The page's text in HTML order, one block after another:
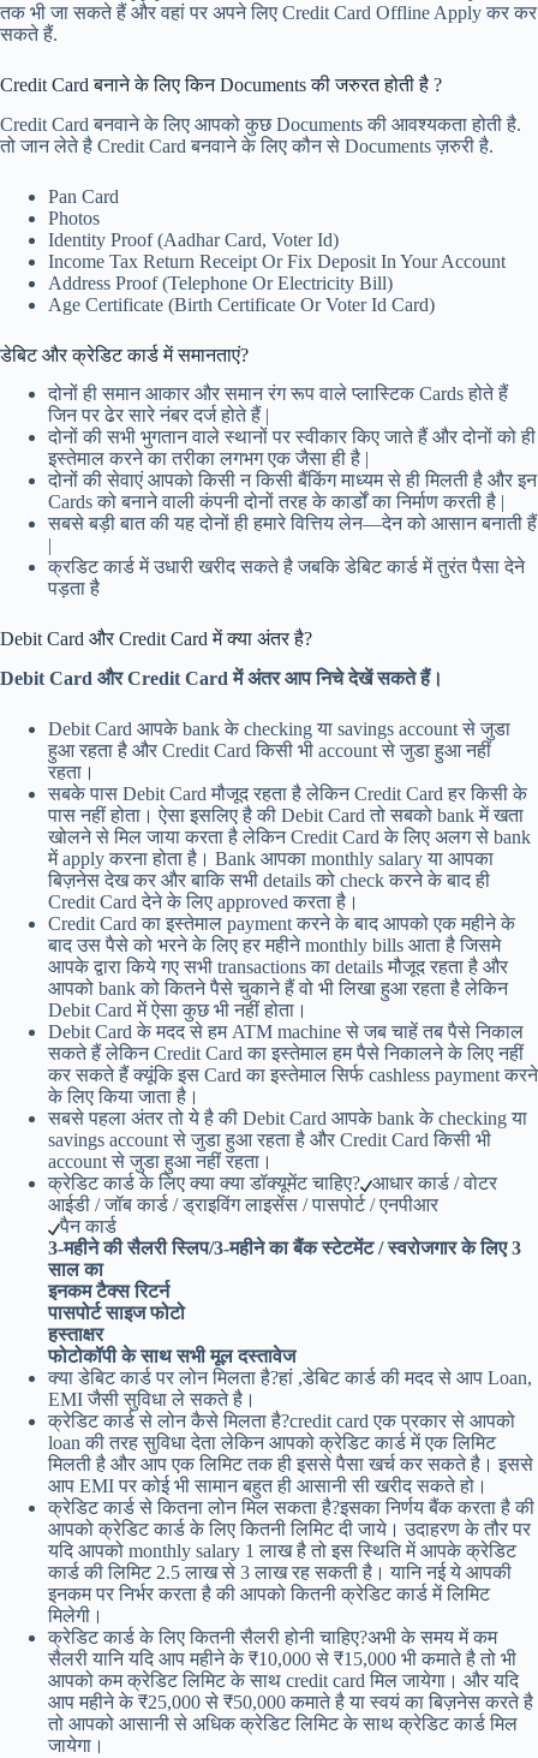
तक भी जा सकते हैं और वहां पर अपने लिए Credit Card Offline Apply कर कर
सकते हैं.
Credit Card बनाने के लिए किन Documents की जरुरत होती है ?
Credit Card बनवाने के लिए आपको कुछ Documents की आवश्यकता होती है.
तो जान लेते है Credit Card बनवाने के लिए कौन से Documents ज़रुरी है.
Pan Card
Photos
Identity Proof (Aadhar Card, Voter Id)
Income Tax Return Receipt Or Fix Deposit In Your Account
Address Proof (Telephone Or Electricity Bill)
Age Certificate (Birth Certificate Or Voter Id Card)
डेबिट और क्रेडिट कार्ड में समानताएं?
दोनों ही समान आकार और समान रंग रूप वाले प्लास्टिक Cards होते हैं
जिन पर ढेर सारे नंबर दर्ज होते हैं |
दोनों की सभी भुगतान वाले स्थानों पर स्वीकार किए जाते हैं और दोनों को ही
इस्तेमाल करने का तरीका लगभग एक जैसा ही है |
दोनों की सेवाएं आपको किसी न किसी बैंकिंग माध्यम से ही मिलती है और इन
Cards को बनाने वाली कंपनी दोनों तरह के कार्डों का निर्माण करती है |
सबसे बड़ी बात की यह दोनों ही हमारे वित्तिय लेन—देन को आसान बनाती हैं
|
क्रडिट कार्ड में उधारी खरीद सकते है जबकि डेबिट कार्ड में तुरंत पैसा देने
पड़ता है
Debit Card और Credit Card में क्या अंतर है?
Debit Card और Credit Card में अंतर आप निचे देखें सकते हैं।
Debit Card आपके bank के checking या savings account से जुडा
हुआ रहता है और Credit Card किसी भी account से जुडा हुआ नहीं
रहता।
सबके पास Debit Card मौजूद रहता है लेकिन Credit Card हर किसी के
पास नहीं होता। ऐसा इसलिए है की Debit Card तो सबको bank में खता
खोलने से मिल जाया करता है लेकिन Credit Card के लिए अलग से bank
में apply करना होता है। Bank आपका monthly salary या आपका
बिज़नेस देख कर और बाकि सभी details को check करने के बाद ही
Credit Card देने के लिए approved करता है।
Credit Card का इस्तेमाल payment करने के बाद आपको एक महीने के
बाद उस पैसे को भरने के लिए हर महीने monthly bills आता है जिसमे
आपके द्वारा किये गए सभी transactions का details मौजूद रहता है और
आपको bank को कितने पैसे चुकाने हैं वो भी लिखा हुआ रहता है लेकिन
Debit Card में ऐसा कुछ भी नहीं होता।
Debit Card के मदद से हम ATM machine से जब चाहें तब पैसे निकाल
सकते हैं लेकिन Credit Card का इस्तेमाल हम पैसे निकालने के लिए नहीं
कर सकते हैं क्यूंकि इस Card का इस्तेमाल सिर्फ cashless payment करने
के लिए किया जाता है।
सबसे पहला अंतर तो ये है की Debit Card आपके bank के checking या
savings account से जुडा हुआ रहता है और Credit Card किसी भी
account से जुडा हुआ नहीं रहता।
क्रेडिट कार्ड के लिए क्या क्या डॉक्यूमेंट चाहिए? आधार कार्ड / वोटर
आईडी / जॉब कार्ड / ड्राइविंग लाइसेंस / पासपोर्ट / एनपीआर
पैन कार्ड
3-महीने की सैलरी स्लिप/3-महीने का बैंक स्टेटमेंट / स्वरोजगार के लिए 3
साल का
इनकम टैक्स रिटर्न
पासपोर्ट साइज फोटो
हस्ताक्षर
फोटोकॉपी के साथ सभी मूल दस्तावेज
क्या डेबिट कार्ड पर लोन मिलता है?हां ,डेबिट कार्ड की मदद से आप Loan,
EMI जैसी सुविधा ले सकते है।
क्रेडिट कार्ड से लोन कैसे मिलता है?credit card एक प्रकार से आपको
loan की तरह सुविधा देता लेकिन आपको क्रेडिट कार्ड में एक लिमिट
मिलती है और आप एक लिमिट तक ही इससे पैसा खर्च कर सकते है। इससे
आप EMI पर कोई भी सामान बहुत ही आसानी सी खरीद सकते हो।
क्रेडिट कार्ड से कितना लोन मिल सकता है?इसका निर्णय बैंक करता है की
आपको क्रेडिट कार्ड के लिए कितनी लिमिट दी जाये। उदाहरण के तौर पर
यदि आपको monthly salary 1 लाख है तो इस स्थिति में आपके क्रेडिट
कार्ड की लिमिट 2.5 लाख से 3 लाख रह सकती है। यानि नई ये आपकी
इनकम पर निर्भर करता है की आपको कितनी क्रेडिट कार्ड में लिमिट
मिलेगी।
क्रेडिट कार्ड के लिए कितनी सैलरी होनी चाहिए?अभी के समय में कम
सैलरी यानि यदि आप महीने के ₹10,000 से ₹15,000 भी कमाते है तो भी
आपको कम क्रेडिट लिमिट के साथ credit card मिल जायेगा। और यदि
आप महीने के ₹25,000 से ₹50,000 कमाते है या स्वयं का बिज़नेस करते है
तो आपको आसानी से अधिक क्रेडिट लिमिट के साथ क्रेडिट कार्ड मिल
जायेगा।